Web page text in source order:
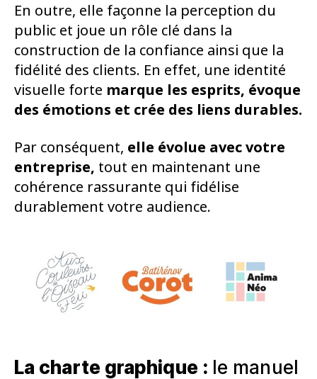
En outre, elle façonne la perception du
public et joue un rôle clé dans la
construction de la confiance ainsi que la
fidélité des clients. En effet, une identité
visuelle forte marque les esprits, évoque
des émotions et crée des liens durables.
Par conséquent, elle évolue avec votre
entreprise, tout en maintenant une
cohérence rassurante qui fidélise
durablement votre audience.
La charte graphique : le manuel